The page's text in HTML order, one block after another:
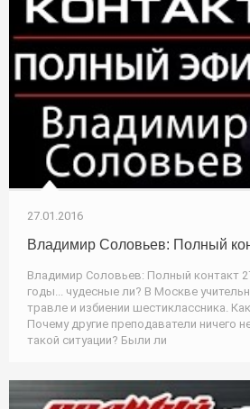
27.01.2016
Владимир Соловьев: Полный
Владимир Соловьев: Полный контакт
годы... чудесные ли? В Москве
травле и избиении шестиклассника.
Почему другие преподаватели ничего
такой ситуации? Были ли